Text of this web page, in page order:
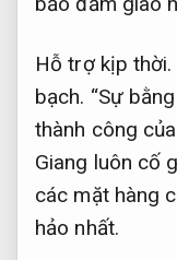
Hỗ trợ kịp thời.
bạch. “Sự
thành công
Giang luôn cố
các mặt hàng
hảo nhất.